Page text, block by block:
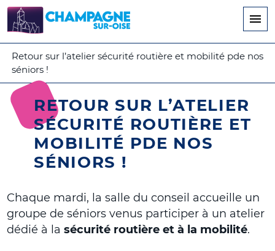
principal
Retour sur l’atelier sécurité routière et mobilité pde nos
séniors !
RETOUR SUR L’ATELIER
SÉCURITÉ ROUTIÈRE ET
MOBILITÉ PDE NOS
SÉNIORS !
Chaque mardi, la salle du conseil accueille un
groupe de séniors venus participer à un atelier
dédié à lasécurité routière et à la mobilité.